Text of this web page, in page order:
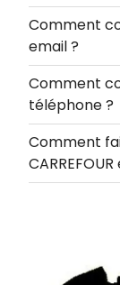
Comment
email ?
Comment
téléphone ?
Comment